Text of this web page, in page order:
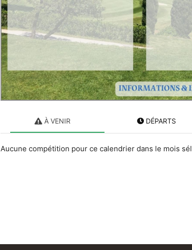
À VENIR DÉPARTS
Aucune compétition pour ce calendrier dans le mois